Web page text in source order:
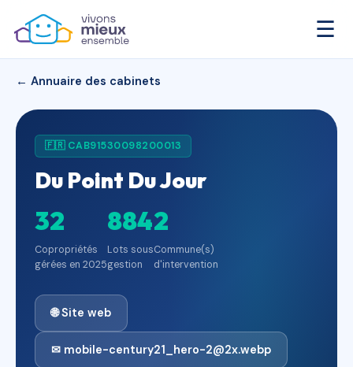
☰
← Annuaire des cabinets
🇫🇷 CAB91530098200013
Du Point Du Jour
32
Copropriétés
gérées en 2025
884
Lots sous
gestion
2
Commune(s)
d'intervention
🌐 Site web
✉ mobile-century21_hero-2@2x.webp